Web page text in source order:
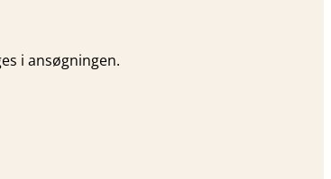
i ansøgningen.